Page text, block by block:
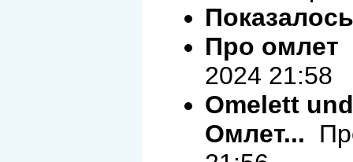
Про омлет
2024 21:58
Omelett
Омлет...